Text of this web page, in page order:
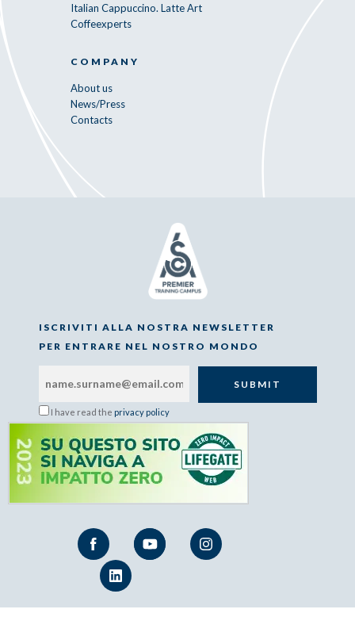
Italian Cappuccino. Latte Art
Coffeexperts
COMPANY
About us
News/Press
Contacts
ISCRIVITI ALLA NOSTRA NEWSLETTER
PER ENTRARE NEL NOSTRO MONDO
I have read the privacy policy